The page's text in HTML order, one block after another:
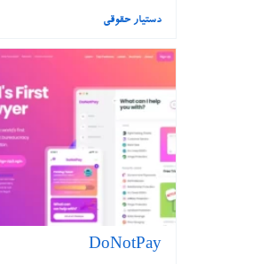
دستیار حقوقی
DoNotPay